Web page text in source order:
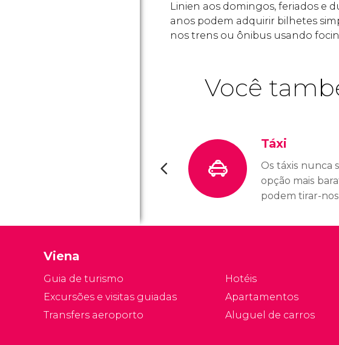
Linien aos domingos, feriados e
anos podem adquirir bilhetes
nos trens ou ônibus usando
Você
Táxi
Os táxis nunca
opção mais
podem tirar-
ocasiões. Saiba
Viena
Guia de turismo
Excursões e visitas guiadas
Transfers aeroporto
Hotéis
Apartamentos
Aluguel de carros